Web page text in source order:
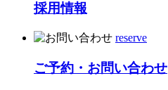
採用情報
reserve
ご予約・お問い合わせ